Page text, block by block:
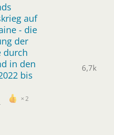
auf
- die
der
durch
in den
bis
2
6,7k